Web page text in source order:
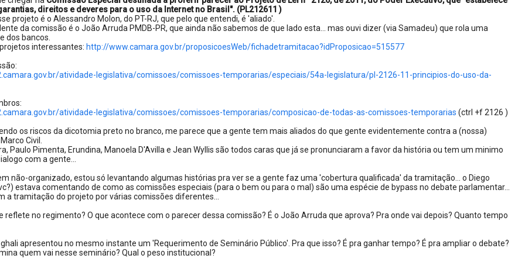
direitos e deveres para o uso da Internet no Brasil". (PL212611 )
projeto é o Alessandro Molon, do PT-RJ, que pelo que entendi, é 'aliado'.
da comissão é o João Arruda PMDB-PR, que ainda não sabemos de que lado esta... mas ouvi dizer (via Samadeu) que rola uma
dos bancos.
interessantes: http://www.camara.gov.br/proposicoesWeb/fichadetramitacao?idProposicao=515577
atividade-legislativa/comissoes/comissoes-temporarias/especiais/54a-legislatura/pl-2126-11-principios-do-uso-da-
atividade-legislativa/comissoes/comissoes-temporarias/composicao-de-todas-as-comissoes-temporarias (ctrl +f 2126 )
os riscos da dicotomia preto no branco, me parece que a gente tem mais aliados do que gente evidentemente contra a (nossa)
Civil.
Paulo Pimenta, Erundina, Manoela D'Avilla e Jean Wyllis são todos caras que já se pronunciaram a favor da história ou tem um minimo
com a gente...
não-organizado, estou só levantando algumas histórias pra ver se a gente faz uma 'cobertura qualificada' da tramitação... o Diego
estava comentando de como as comissões especiais (para o bem ou para o mal) são uma espécie de bypass no debate parlamentar...
a tramitação do projeto por várias comissões diferentes...
reflete no regimento? O que acontece com o parecer dessa comissão? É o João Arruda que aprova? Pra onde vai depois? Quanto tempo
apresentou no mesmo instante um 'Requerimento de Seminário Público'. Pra que isso? É pra ganhar tempo? É pra ampliar o debate?
quem vai nesse seminário? Qual o peso institucional?